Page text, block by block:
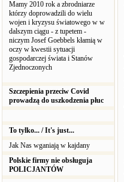
Mamy 2010 rok a zbrodniarze
którzy doprowadzili do wielu
wojen i kryzysu światowego w w
dalszym ciągu - z tupetem -
niczym Josef Goebbels kłamią w
oczy w kwestii sytuacji
gospodarczej świata i Stanów
Zjednoczonych
Szczepienia przeciw Covid
prowadzą do uszkodzenia płuc
To tylko... / It's just...
Jak Nas wganiają w kajdany
Polskie firmy nie obsługuja
POLICJANTÓW